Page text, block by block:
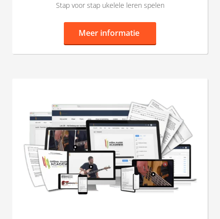
Stap voor stap ukelele leren spelen
Meer informatie